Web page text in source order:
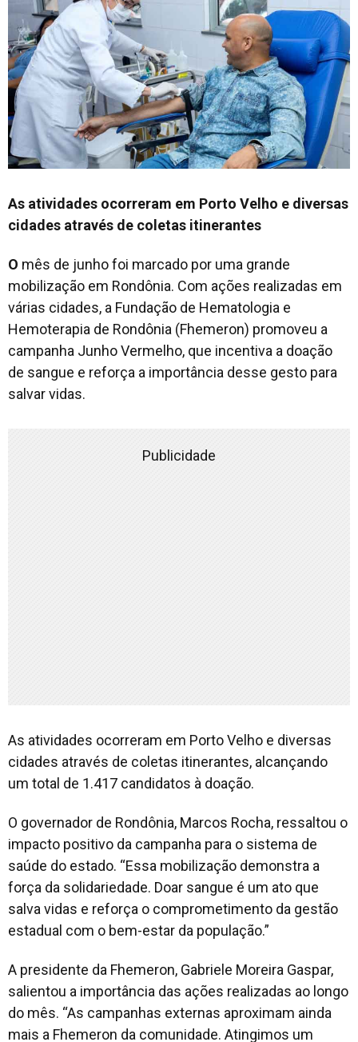
As atividades ocorreram em Porto Velho e diversas
cidades através de coletas itinerantes
O mês de junho foi marcado por uma grande
mobilização em Rondônia. Com ações realizadas em
várias cidades, a Fundação de Hematologia e
Hemoterapia de Rondônia (Fhemeron) promoveu a
campanha Junho Vermelho, que incentiva a doação
de sangue e reforça a importância desse gesto para
salvar vidas.
Publicidade
As atividades ocorreram em Porto Velho e diversas
cidades através de coletas itinerantes, alcançando
um total de 1.417 candidatos à doação.
O governador de Rondônia, Marcos Rocha, ressaltou o
impacto positivo da campanha para o sistema de
saúde do estado. “Essa mobilização demonstra a
força da solidariedade. Doar sangue é um ato que
salva vidas e reforça o comprometimento da gestão
estadual com o bem-estar da população.”
A presidente da Fhemeron, Gabriele Moreira Gaspar,
salientou a importância das ações realizadas ao longo
do mês. “As campanhas externas aproximam ainda
mais a Fhemeron da comunidade. Atingimos um